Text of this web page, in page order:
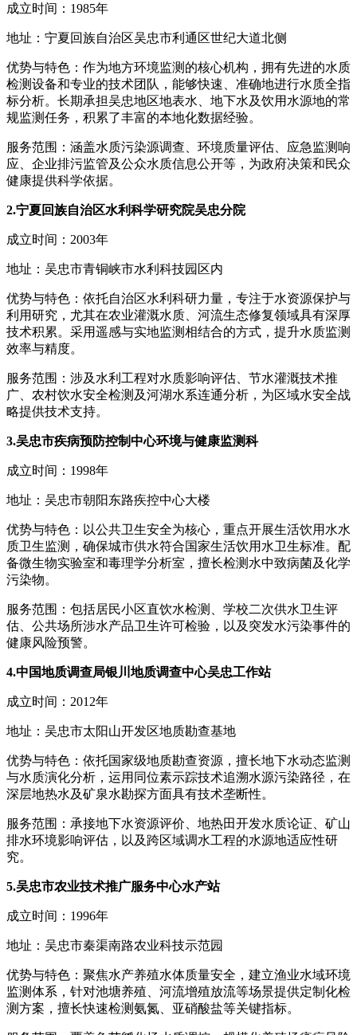
成立时间：1985年
地址：宁夏回族自治区吴忠市利通区世纪大道北侧
优势与特色：作为地方环境监测的核心机构，拥有先进的水质
检测设备和专业的技术团队，能够快速、准确地进行水质全指
标分析。长期承担吴忠地区地表水、地下水及饮用水源地的常
规监测任务，积累了丰富的本地化数据经验。
服务范围：涵盖水质污染源调查、环境质量评估、应急监测响
应、企业排污监管及公众水质信息公开等，为政府决策和民众
健康提供科学依据。
2.宁夏回族自治区水利科学研究院吴忠分院
成立时间：2003年
地址：吴忠市青铜峡市水利科技园区内
优势与特色：依托自治区水利科研力量，专注于水资源保护与
利用研究，尤其在农业灌溉水质、河流生态修复领域具有深厚
技术积累。采用遥感与实地监测相结合的方式，提升水质监测
效率与精度。
服务范围：涉及水利工程对水质影响评估、节水灌溉技术推
广、农村饮水安全检测及河湖水系连通分析，为区域水安全战
略提供技术支持。
3.吴忠市疾病预防控制中心环境与健康监测科
成立时间：1998年
地址：吴忠市朝阳东路疾控中心大楼
优势与特色：以公共卫生安全为核心，重点开展生活饮用水水
质卫生监测，确保城市供水符合国家生活饮用水卫生标准。配
备微生物实验室和毒理学分析室，擅长检测水中致病菌及化学
污染物。
服务范围：包括居民小区直饮水检测、学校二次供水卫生评
估、公共场所涉水产品卫生许可检验，以及突发水污染事件的
健康风险预警。
4.中国地质调查局银川地质调查中心吴忠工作站
成立时间：2012年
地址：吴忠市太阳山开发区地质勘查基地
优势与特色：依托国家级地质勘查资源，擅长地下水动态监测
与水质演化分析，运用同位素示踪技术追溯水源污染路径，在
深层地热水及矿泉水勘探方面具有技术垄断性。
服务范围：承接地下水资源评价、地热田开发水质论证、矿山
排水环境影响评估，以及跨区域调水工程的水源地适应性研
究。
5.吴忠市农业技术推广服务中心水产站
成立时间：1996年
地址：吴忠市秦渠南路农业科技示范园
优势与特色：聚焦水产养殖水体质量安全，建立渔业水域环境
监测体系，针对池塘养殖、河流增殖放流等场景提供定制化检
测方案，擅长快速检测氨氮、亚硝酸盐等关键指标。